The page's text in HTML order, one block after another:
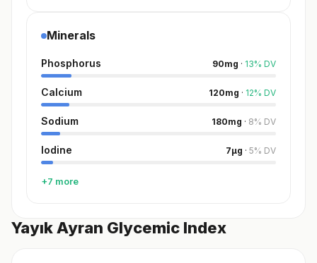
Minerals
Phosphorus 90mg · 13% DV
Calcium 120mg · 12% DV
Sodium 180mg · 8% DV
Iodine 7µg · 5% DV
+7 more
Yayık Ayran Glycemic Index